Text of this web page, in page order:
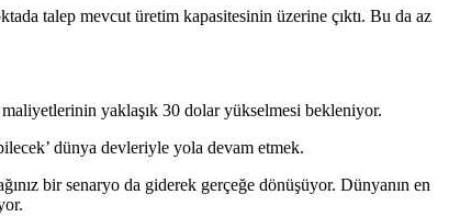
talep mevcut üretim kapasitesinin üzerine çıktı. Bu da az
yaklaşık 30 dolar yükselmesi bekleniyor.
dünya devleriyle yola devam etmek.
bir senaryo da giderek gerçeğe dönüşüyor. Dünyanın en